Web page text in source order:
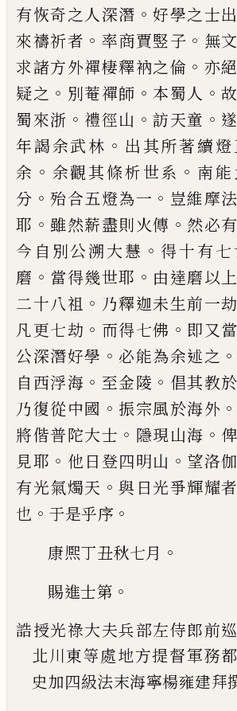
有恢奇之人深潛 。好學之士
來禱祈者 。 率商賈竪子 。 無
求諸方外禪棲釋衲之倫 。 亦
疑之 。 別菴禪師 。本蜀人 。
蜀來浙 。 禮徑山 。訪天童 。
年謁余武林 。 出其所著續燈
余 。 余觀其條析世系 。 南能
分 。殆合五燈為一 。 豈維摩
耶 。雖然薪盡則火傳 。 然必
今自別公溯大慧 。 得十有七
磨 。 當得幾世耶 。 由達磨以
二十八祖 。 乃釋迦未生前一劫
凡更七劫 。 而得七佛 。 即又
公深潛好學 。 必能為余述之 。
自西浮海 。 至金陵 。 倡其教
乃復從中國 。 振宗風於海外 。
將偕普陀大士 。 隱現山海 。
見耶 。 他日登四明山 。 望洛伽
有光氣燭天 。與日光爭輝耀者
也 。 于是乎序 。
康熈丁丑秋七月 。
賜進士第 。
誥授光祿大夫兵部左侍郎前
北川東等處地方提督軍務
史加四級法末海寧楊雍建拜